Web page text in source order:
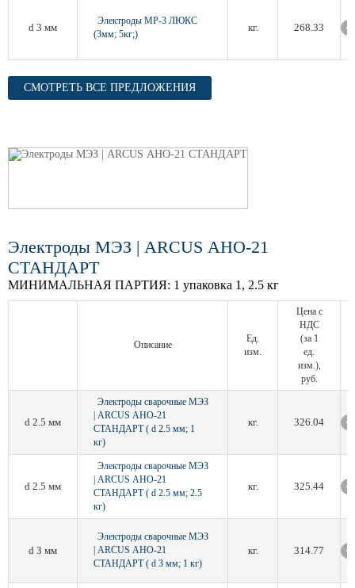
d 3 мм
Электроды МР-3 ЛЮКС
(3мм; 5кг;)
кг. 268.33
СМОТРЕТЬ ВСЕ ПРЕДЛОЖЕНИЯ
Электроды МЭЗ | ARCUS АНО-21
СТАНДАРТ
МИНИМАЛЬНАЯ ПАРТИЯ: 1 упаковка 1, 2.5 кг
Описание
Ед.
изм.
Цена с
НДС
(за 1
ед.
изм.),
руб.
d 2.5 мм
Электроды сварочные МЭЗ
| ARCUS АНО-21
СТАНДАРТ ( d 2.5 мм; 1
кг)
кг. 326.04
d 2.5 мм
Электроды сварочные МЭЗ
| ARCUS АНО-21
СТАНДАРТ ( d 2.5 мм; 2.5
кг)
кг. 325.44
d 3 мм
Электроды сварочные МЭЗ
| ARCUS АНО-21
СТАНДАРТ ( d 3 мм; 1 кг)
кг. 314.77